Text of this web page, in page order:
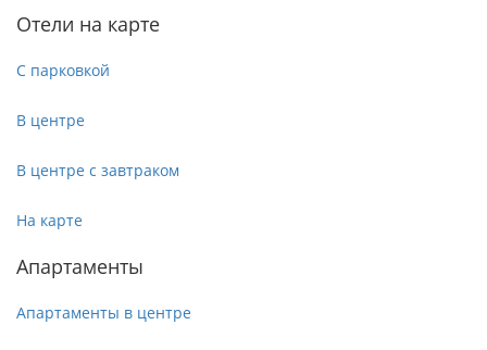
Отели на карте
С парковкой
В центре
В центре с завтраком
На карте
Апартаменты
Апартаменты в центре